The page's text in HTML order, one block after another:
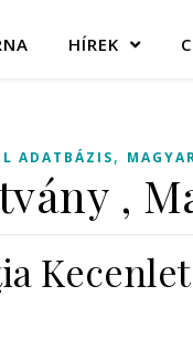
HÍREK
ADATBÁZIS,
,
Kecenlet